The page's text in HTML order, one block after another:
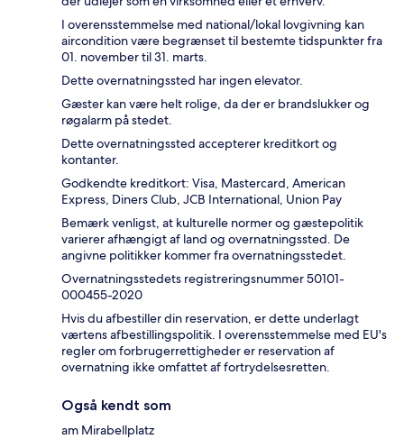
I overensstemmelse med national/lokal lovgivning kan
aircondition være begrænset til bestemte tidspunkter fra
01. november til 31. marts.
Dette overnatningssted har ingen elevator.
Gæster kan være helt rolige, da der er brandslukker og
røgalarm på stedet.
Dette overnatningssted accepterer kreditkort og
kontanter.
Godkendte kreditkort: Visa, Mastercard, American
Express, Diners Club, JCB International, Union Pay
Bemærk venligst, at kulturelle normer og gæstepolitik
varierer afhængigt af land og overnatningssted. De
angivne politikker kommer fra overnatningsstedet.
Overnatningsstedets registreringsnummer 50101-
000455-2020
Hvis du afbestiller din reservation, er dette underlagt
værtens afbestillingspolitik. I overensstemmelse med EU's
regler om forbrugerrettigheder er reservation af
overnatning ikke omfattet af fortrydelsesretten.
Også kendt som
am Mirabellplatz